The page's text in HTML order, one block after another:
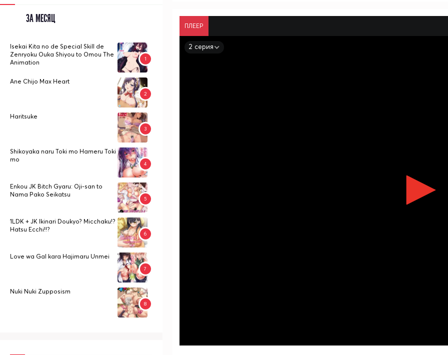
ПЛЕЕР
2 серия
ЗА МЕСЯЦ
Isekai Kita no de Special Skill de
Zenryoku Ouka Shiyou to Omou The
Animation
Ane Chijo Max Heart
Haritsuke
Shikoyaka naru Toki mo Hameru Toki
mo
Enkou JK Bitch Gyaru: Oji-san to
Nama Pako Seikatsu
1LDK + JK Ikinari Doukyo? Micchaku!?
Hatsu Ecchi!!?
Love wa Gal kara Hajimaru Unmei
Nuki Nuki Zupposism